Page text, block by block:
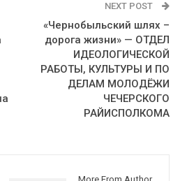
NEXT POST
«Чернобыльский шлях –
дорога жизни» — ОТДЕЛ
ИДЕОЛОГИЧЕСКОЙ
РАБОТЫ, КУЛЬТУРЫ И ПО
ДЕЛАМ МОЛОДЁЖИ
ЧЕЧЕРСКОГО
РАЙИСПОЛКОМА